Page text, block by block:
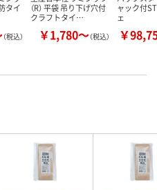
タイ
（税込）
（R） 平袋 吊り下げ穴付
クラフトタイ…
￥1,780～（税込）
ャック付
ェ
￥